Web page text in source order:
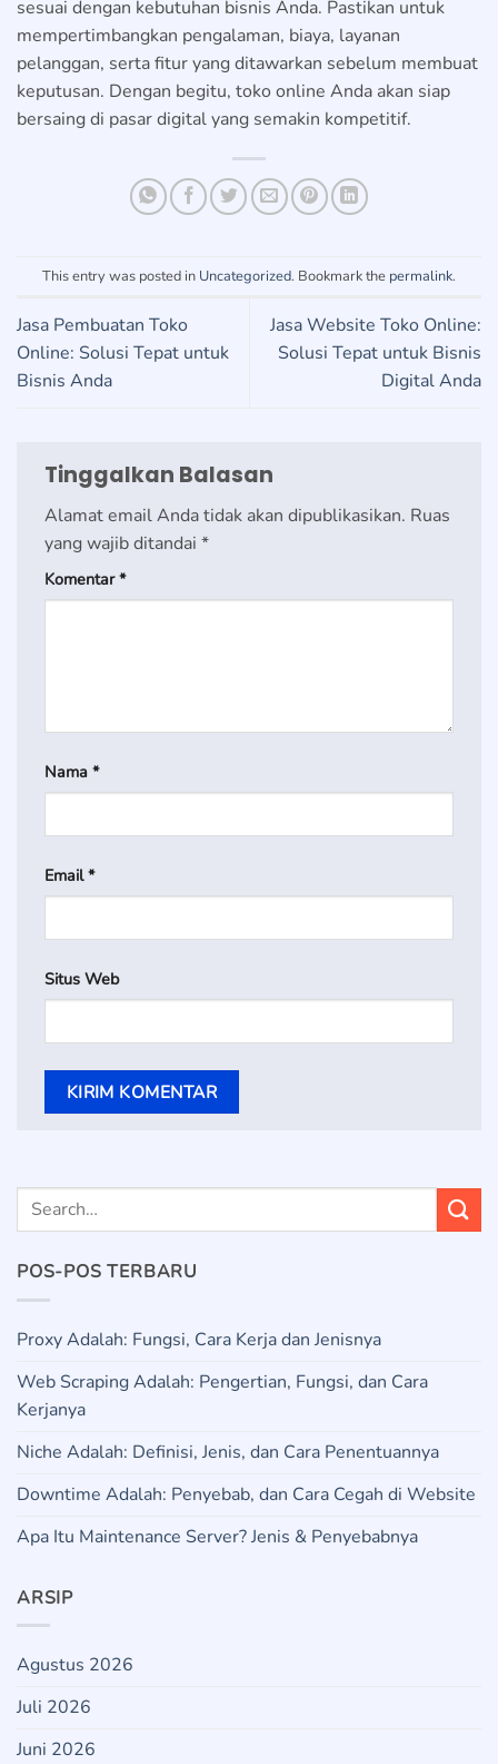
sesuai dengan kebutuhan bisnis Anda. Pastikan untuk
mempertimbangkan pengalaman, biaya, layanan
pelanggan, serta fitur yang ditawarkan sebelum membuat
keputusan. Dengan begitu, toko online Anda akan siap
bersaing di pasar digital yang semakin kompetitif.
This entry was posted in Uncategorized. Bookmark the permalink.
Jasa Pembuatan Toko
Online: Solusi Tepat untuk
Bisnis Anda
Jasa Website Toko Online:
Solusi Tepat untuk Bisnis
Digital Anda
Tinggalkan Balasan
Alamat email Anda tidak akan dipublikasikan. Ruas
yang wajib ditandai *
Komentar*
Nama *
Email*
Situs Web
POS-POS TERBARU
Proxy Adalah: Fungsi, Cara Kerja dan Jenisnya
Web Scraping Adalah: Pengertian, Fungsi, dan Cara
Kerjanya
Niche Adalah: Definisi, Jenis, dan Cara Penentuannya
Downtime Adalah: Penyebab, dan Cara Cegah di Website
Apa Itu Maintenance Server? Jenis & Penyebabnya
ARSIP
Agustus 2026
Juli 2026
Juni 2026